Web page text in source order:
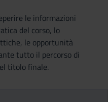
le informazioni
del corso, lo
le opportunità
tutto il percorso di
titolo finale.